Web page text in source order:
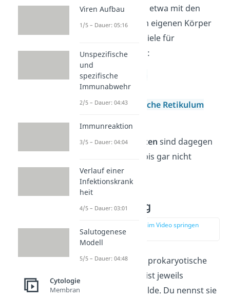
getrennt. Das ist in etwa mit den
Organen in deinem eigenen Körper
vergleichbar. Beispiele für
Zellorganellen sind:
Mitochondrien
Plastiden
endoplasmatische Retikulum
Die meistenProcyten sind dagegen
, bis gar nicht
kompartimentiert.
Fortbewegung
zur Stelle im Video springen
(02:05)
Eukaryotische und prokaryotische
Zellen besitzen meist jeweils
fadenförmige Gebilde. Du nennst sie
Viren Aufbau
1/5 – Dauer: 05:16
Unspezifische
und
spezifische
Immunabwehr
2/5 – Dauer: 04:43
Immunreaktion
3/5 – Dauer: 04:04
Verlauf einer
Infektionskrank
heit
4/5 – Dauer: 03:01
Salutogenese
Modell
5/5 – Dauer: 04:48
Cytologie
Membran